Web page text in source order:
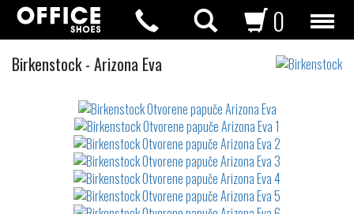
0
Birkenstock Otvorene
- Arizona Eva
waterrepellent